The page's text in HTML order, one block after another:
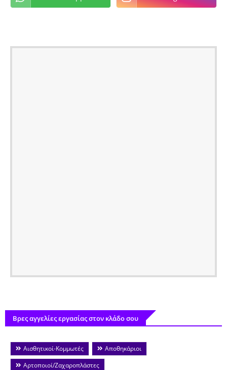
Βρες αγγελίες εργασίας στον κλάδο σου
Αισθητικοί-Κομμωτές
Αποθηκάριοι
Αρτοποιοί/Ζαχαροπλάστες